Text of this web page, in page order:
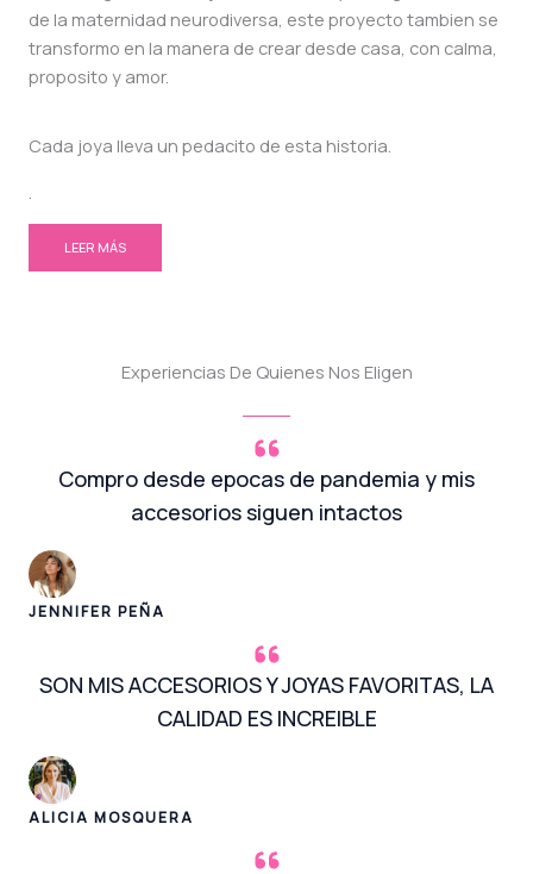
de la maternidad neurodiversa, este proyecto tambien se
transformo en la manera de crear desde casa, con calma,
proposito y amor.
Cada joya lleva un pedacito de esta historia.
.
LEER MÁS
Experiencias De Quienes Nos Eligen
Compro desde epocas de pandemia y mis
accesorios siguen intactos
JENNIFER PEÑA
SON MIS ACCESORIOS Y JOYAS FAVORITAS, LA
CALIDAD ES INCREIBLE
ALICIA MOSQUERA